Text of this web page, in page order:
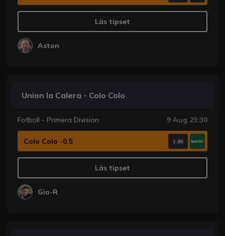
Läs tipset
Aston
Union la Calera - Colo Colo
Fotboll - Primera Division 9 Aug 23:30
Colo Colo -0.5 1.85
Läs tipset
Gio-R